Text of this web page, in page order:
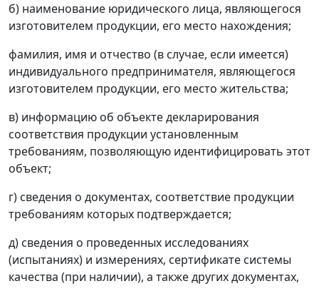
б) наименование юридического лица, являющегося
изготовителем продукции, его место нахождения;
фамилия, имя и отчество (в случае, если имеется)
индивидуального предпринимателя, являющегося
изготовителем продукции, его место жительства;
в) информацию об объекте декларирования
соответствия продукции установленным
требованиям, позволяющую идентифицировать этот
объект;
г) сведения о документах, соответствие продукции
требованиям которых подтверждается;
д) сведения о проведенных исследованиях
(испытаниях) и измерениях, сертификате системы
качества (при наличии), а также других документах,